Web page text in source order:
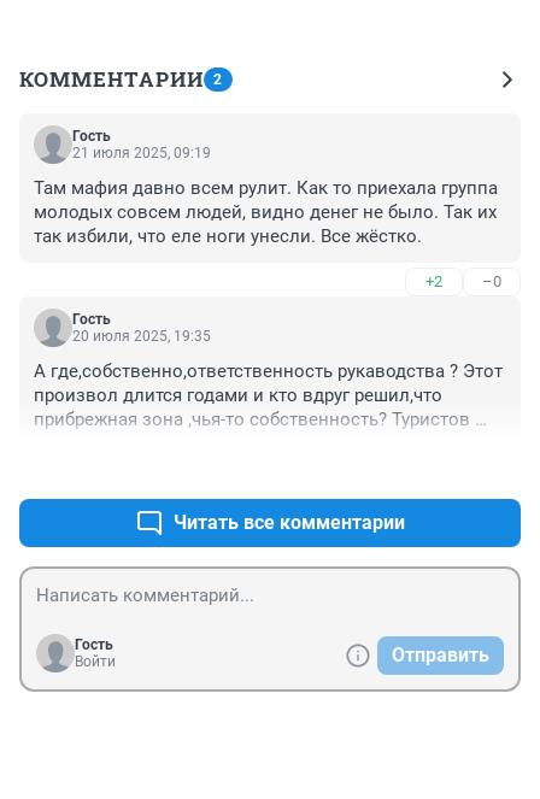
КОММЕНТАРИИ 2
Гость
21 июля 2025, 09:19
Там мафия давно всем рулит. Как то приехала группа
молодых совсем людей, видно денег не было. Так их
так избили, что еле ноги унесли. Все жёстко.
+2 –0
Гость
20 июля 2025, 19:35
А где,собственно,ответственность рукаводства ? Этот
произвол длится годами и кто вдруг решил,что
прибрежная зона ,чья-то собственность? Туристов
Читать все комментарии
Гость
Войти
Отправить